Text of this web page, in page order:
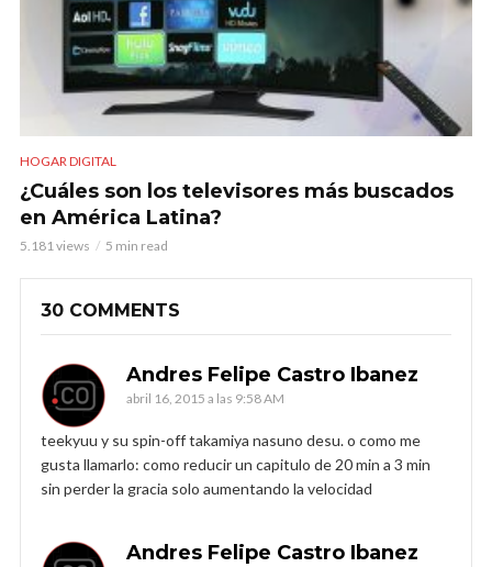
HOGAR DIGITAL
¿Cuáles son los televisores más buscados
en América Latina?
5.181 views 5 min read
30 COMMENTS
Andres Felipe Castro Ibanez
abril 16, 2015 a las 9:58 AM
teekyuu y su spin-off takamiya nasuno desu. o como me
gusta llamarlo: como reducir un capitulo de 20 min a 3 min
sin perder la gracia solo aumentando la velocidad
Andres Felipe Castro Ibanez